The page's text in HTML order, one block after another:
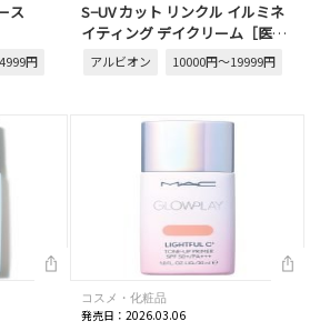
ス
円
S−UV カット リンクル イルミネ
イティング デイクリーム［医薬
部外品］
アルビオン 10000円～19999円
コスメ・化粧品
発売日：2026.03.06